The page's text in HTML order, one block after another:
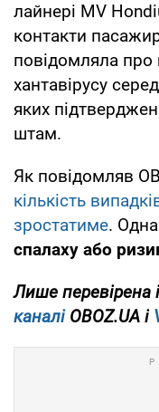
лайнері MV
контакти
повідомляла
хантавірусу
яких
штам.
Як повідомляв
кількість
зростатиме.
спалаху або
Лише перевірена
каналіOBOZ.UA і